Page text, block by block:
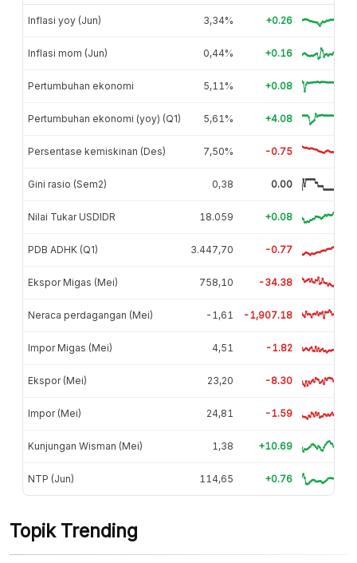
Inflasi yoy (Jun) 3,34% +0.26
Inflasi mom (Jun) 0,44% +0.16
Pertumbuhan ekonomi 5,11% +0.08
Pertumbuhan ekonomi (yoy) (Q1) 5,61% +4.08
Persentase kemiskinan (Des) 7,50% -0.75
Gini rasio (Sem2) 0,38 0.00
Nilai Tukar USDIDR 18.059 +0.08
PDB ADHK (Q1) 3.447,70 -0.77
Ekspor Migas (Mei) 758,10 -34.38
Neraca perdagangan (Mei) -1,61 -1,907.18
Impor Migas (Mei) 4,51 -1.82
Ekspor (Mei) 23,20 -8.30
Impor (Mei) 24,81 -1.59
Kunjungan Wisman (Mei) 1,38 +10.69
NTP (Jun) 114,65 +0.76
Topik Trending